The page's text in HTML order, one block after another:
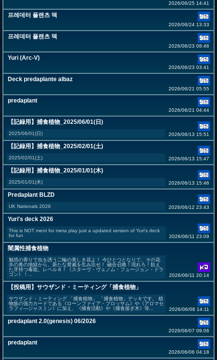
2026/06/25 14:41
프레데터 플랜츠 덱
2026/06/24 13:33
프레데터 플랜츠 덱
2026/06/23 08:46
Yuri (Arc-V)
2026/06/23 03:41
Deck predaplante albaz
2026/06/21 05:55
predaplant
2026/06/21 04:44
【記録用】捕食植物_2025/06/01(日)
2025/06/01(日) 2026/06/13 15:51
【記録用】捕食植物_2025/02/01(土)
2025/02/01(土) 2026/06/13 15:47
【記録用】捕食植物_2025/01/01(木)
2025/01/01(木) 2026/06/13 15:46
Predaplant BLZD
UK Nationals 2026 2026/06/12 23:43
Yuri's deck 2026
This is NOT ment for meta play just a updated version of Yuri's deck
for fun
2026/06/11 23:09
闇属性捕食植物
魅惑の香りで虫を誘う二輪の美しき花よ！ 今ひとつとなりて、その花
弁の奥の地獄から、新たな脅威を生み出せ！ 融合召喚！現れろ！飢え
た牙持つ毒龍。レベル８！《スターヴ・ヴェノム・フュージョン・ドラ
ゴン》！...
2026/06/11 20:14
【投稿用】サウザンド・ミーティング「捕食植物」
サウザンド・ミーティング 「捕食植物」 「捕食植物」デッキです。 植
物族の強力カードである《ローンファイア・ブロッサム》や《アロマセ
ラフィ―ジャスミン》に加え、《捕食活動》や《捕食接ぎ木》等...
2026/06/08 14:11
predaplant 2.0(genesis) 06/2026
2026/06/07 09:06
predaplant
2026/06/06 04:18